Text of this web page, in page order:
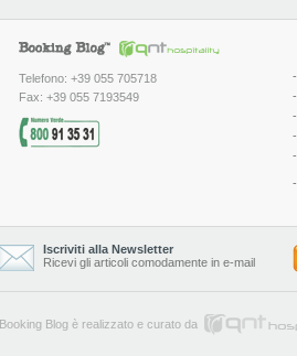
Telefono: +39 055 705718
Fax: +39 055 7193549
-
-
-
-
-
-
Iscriviti alla Newsletter
Ricevi gli articoli comodamente in e-mail
Booking Blog è realizzato e curato da